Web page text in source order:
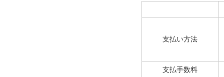
支払い方法
支払手数料